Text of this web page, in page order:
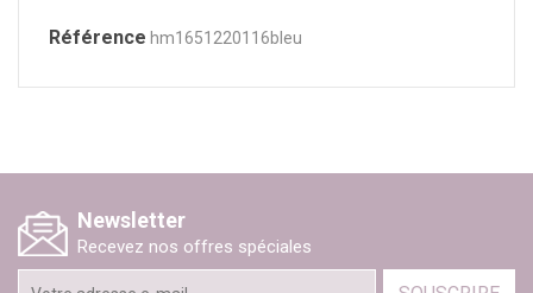
Référence hm1651220116bleu
Newsletter
Recevez nos offres spéciales